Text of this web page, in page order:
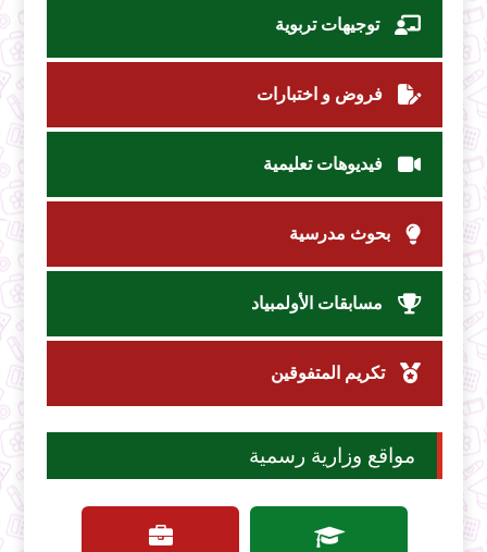
توجيهات تربوية
فروض و اختبارات
فيديوهات تعليمية
بحوث مدرسية
مسابقات الأولمبياد
تكريم المتفوقين
مواقع وزارية رسمية